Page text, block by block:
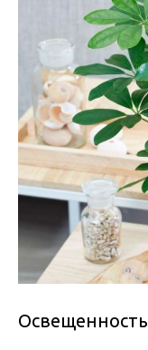
Освещенность